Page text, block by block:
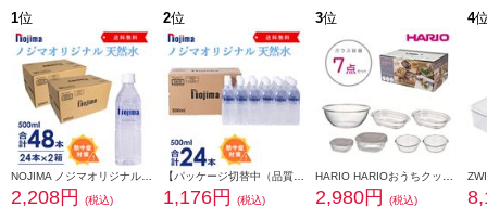
1位
2,208円
(税込)
2位
1,176円
(税込)
3位
2,980円
(税込)
4